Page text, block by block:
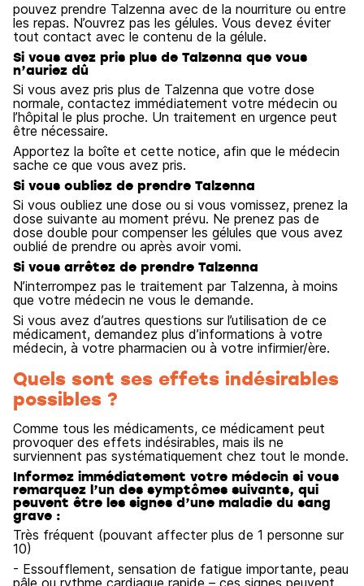
pouvez prendre Talzenna avec de la nourriture ou entre
les repas. N’ouvrez pas les gélules. Vous devez éviter
tout contact avec le contenu de la gélule.
Si vous avez pris plus de Talzenna que vous
n’auriez dû
Si vous avez pris plus de Talzenna que votre dose
normale, contactez immédiatement votre médecin ou
l’hôpital le plus proche. Un traitement en urgence peut
être nécessaire.
Apportez la boîte et cette notice, afin que le médecin
sache ce que vous avez pris.
Si vous oubliez de prendre Talzenna
Si vous oubliez une dose ou si vous vomissez, prenez la
dose suivante au moment prévu. Ne prenez pas de
dose double pour compenser les gélules que vous avez
oublié de prendre ou après avoir vomi.
Si vous arrêtez de prendre Talzenna
N’interrompez pas le traitement par Talzenna, à moins
que votre médecin ne vous le demande.
Si vous avez d’autres questions sur l’utilisation de ce
médicament, demandez plus d’informations à votre
médecin, à votre pharmacien ou à votre infirmier/ère.
Quels sont ses effets indésirables
possibles ?
Comme tous les médicaments, ce médicament peut
provoquer des effets indésirables, mais ils ne
surviennent pas systématiquement chez tout le monde.
Informez immédiatement votre médecin si vous
remarquez l’un des symptômes suivants, qui
peuvent être les signes d’une maladie du sang
grave :
Très fréquent (pouvant affecter plus de 1 personne sur
10)
- Essoufflement, sensation de fatigue importante, peau
pâle ou rythme cardiaque rapide – ces signes peuvent